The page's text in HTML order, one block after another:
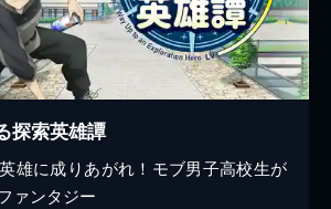
探索英雄譚
雄に成りあがれ！モブ男子高校生が
ァンタジー